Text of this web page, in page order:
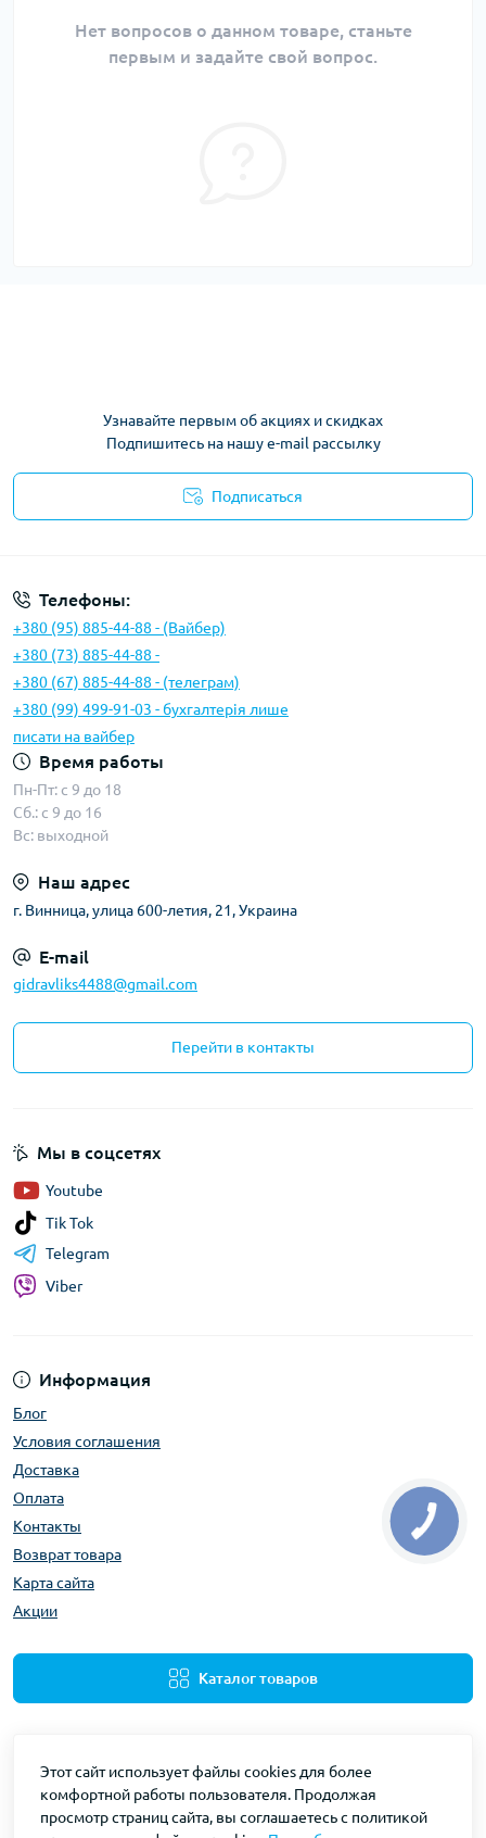
Нет вопросов о данном товаре, станьте
первым и задайте свой вопрос.
Узнавайте первым об акциях и скидках
Подпишитесь на нашу e-mail рассылку
Подписаться
Телефоны:
+380 (95) 885-44-88 - (Вайбер)
+380 (73) 885-44-88 -
+380 (67) 885-44-88 - (телеграм)
+380 (99) 499-91-03 - бухгалтерія лише
писати на вайбер
Время работы
Пн-Пт: с 9 до 18
Сб.: с 9 до 16
Вс: выходной
Наш адрес
г. Винница, улица 600-летия, 21, Украина
E-mail
gidravliks4488@gmail.com
Перейти в контакты
Информация
Блог
Условия соглашения
Доставка
Оплата
Контакты
Возврат товара
Карта сайта
Акции
Каталог товаров
Мы в соцсетях
Youtube
Tik Tok
Telegram
Viber
Этот сайт использует файлы cookies для более
комфортной работы пользователя. Продолжая
просмотр страниц сайта, вы соглашаетесь с политикой